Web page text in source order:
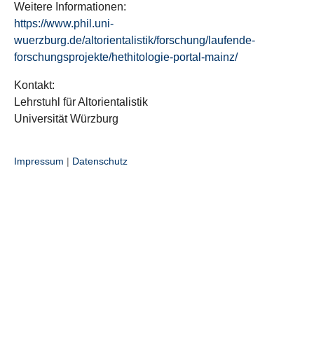
Weitere Informationen:
https://www.phil.uni-
wuerzburg.de/altorientalistik/forschung/laufende-
forschungsprojekte/hethitologie-portal-mainz/
Kontakt:
Lehrstuhl für Altorientalistik
Universität Würzburg
Impressum | Datenschutz